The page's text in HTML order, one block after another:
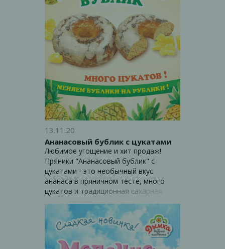
13.11.20
Ананасовый бублик с цукатами
Любимое угощение и хит продаж!
Пряники "Ананасовый бублик" с
цукатами - это необычный вкус
ананаса в пряничном тесте, много
цукатов и традиционная сахарная